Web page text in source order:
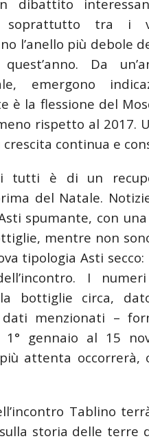
dibattito
soprattutto tra i
l’anello più debole
Da
emergono
è la flessione del
rispetto al 2017.
continua e
di tutti è di un
del Natale.
spumante, con
mentre non
tipologia Asti
I
bottiglie circa,
dati menzionati –
gennaio al 15
attenta
Tablino
storia delle terre